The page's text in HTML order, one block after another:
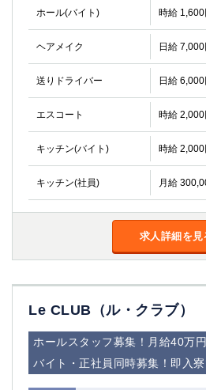
ホール(バイト) 時給
ヘアメイク 日給
送りドライバー 日給
エスコート 時給
キッチン(バイト) 時給
キッチン(社員) 月給
求人詳細を見
Le CLUB（ル・クラブ）
ホールスタッフ募集！月給40万
バイト・正社員同時募集！即入